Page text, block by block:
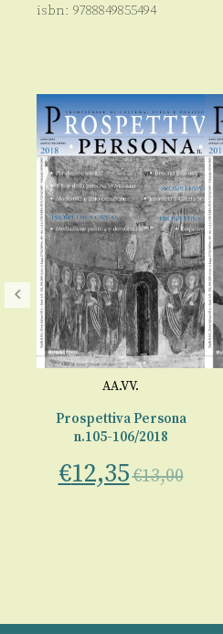
isbn: 9788849855494
AA.VV.
Prospettiva Persona
n.105-106/2018
€12,35€13,00